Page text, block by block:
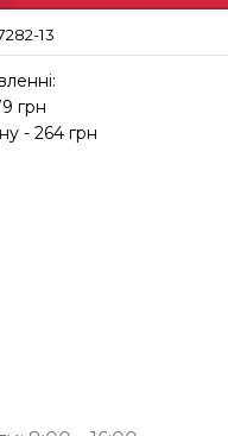
13
грн
- 264 грн